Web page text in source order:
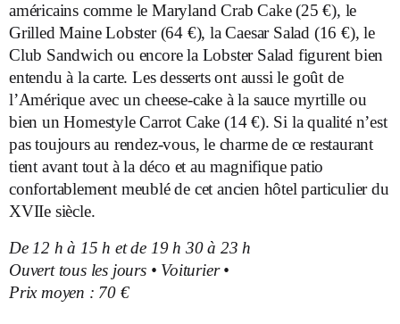
américains comme le Maryland Crab Cake (25 €), le
Grilled Maine Lobster (64 €), la Caesar Salad (16 €), le
Club Sandwich ou encore la Lobster Salad figurent bien
entendu à la carte. Les desserts ont aussi le goût de
l’Amérique avec un cheese-cake à la sauce myrtille ou
bien un Homestyle Carrot Cake (14 €). Si la qualité n’est
pas toujours au rendez-vous, le charme de ce restaurant
tient avant tout à la déco et au magnifique patio
confortablement meublé de cet ancien hôtel particulier du
XVIIe siècle.
De 12 h à 15 h et de 19 h 30 à 23 h
Ouvert tous les jours • Voiturier •
Prix moyen : 70 €